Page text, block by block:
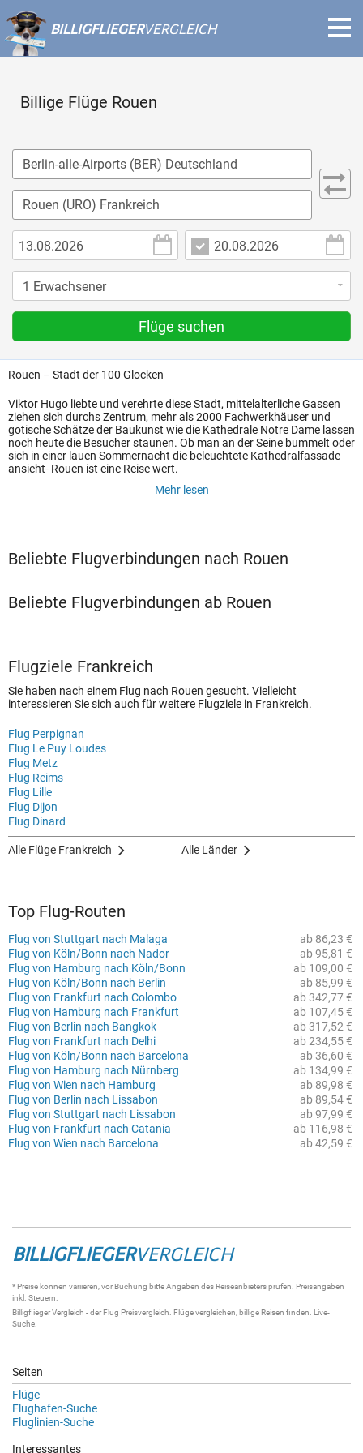
BILLIGFLIEGERVERGLEICH
Billige Flüge Rouen
Flüge suchen
Rouen – Stadt der 100 Glocken
Viktor Hugo liebte und verehrte diese Stadt, mittelalterliche Gassen
ziehen sich durchs Zentrum, mehr als 2000 Fachwerkhäuser und
gotische Schätze der Baukunst wie die Kathedrale Notre Dame lassen
noch heute die Besucher staunen. Ob man an der Seine bummelt oder
sich in einer lauen Sommernacht die beleuchtete Kathedralfassade
ansieht- Rouen ist eine Reise wert.
Mehr lesen
Beliebte Flugverbindungen nach Rouen
Beliebte Flugverbindungen ab Rouen
Flugziele Frankreich
Sie haben nach einem Flug nach Rouen gesucht. Vielleicht
interessieren Sie sich auch für weitere Flugziele in Frankreich.
Flug Perpignan
Flug Le Puy Loudes
Flug Metz
Flug Reims
Flug Lille
Flug Dijon
Flug Dinard
Alle Flüge Frankreich Alle Länder
Top Flug-Routen
ab 86,23 €
Flug von Stuttgart nach Malaga
ab 95,81 €
Flug von Köln/Bonn nach Nador
ab 109,00 €
Flug von Hamburg nach Köln/Bonn
ab 85,99 €
Flug von Köln/Bonn nach Berlin
ab 342,77 €
Flug von Frankfurt nach Colombo
ab 107,45 €
Flug von Hamburg nach Frankfurt
ab 317,52 €
Flug von Berlin nach Bangkok
ab 234,55 €
Flug von Frankfurt nach Delhi
ab 36,60 €
Flug von Köln/Bonn nach Barcelona
ab 134,99 €
Flug von Hamburg nach Nürnberg
ab 89,98 €
Flug von Wien nach Hamburg
ab 89,54 €
Flug von Berlin nach Lissabon
ab 97,99 €
Flug von Stuttgart nach Lissabon
ab 116,98 €
Flug von Frankfurt nach Catania
ab 42,59 €
Flug von Wien nach Barcelona
BILLIGFLIEGERVERGLEICH
* Preise können variieren, vor Buchung bitte Angaben des Reiseanbieters prüfen. Preisangaben
inkl. Steuern.
Billigflieger Vergleich - derFlug Preisvergleich Flüge vergleichen , billige Reisen finden. Live-
Suche
Seiten
Flüge
Flughafen-Suche
Fluglinien-Suche
Interessantes